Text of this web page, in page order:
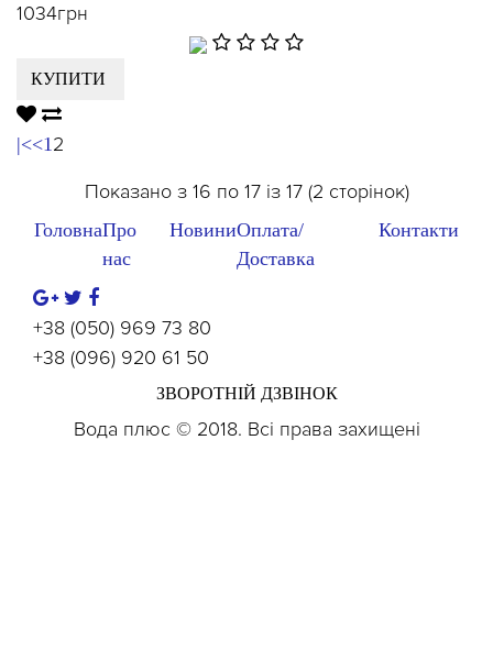
1034грн
КУПИТИ
|<<12
Показано з 16 по 17 із 17 (2 сторінок)
ГоловнаПро
нас
НовиниОплата/
Доставка
Контакти
+38 (050) 969 73 80
+38 (096) 920 61 50
ЗВОРОТНІЙ ДЗВІНОК
Вода плюс © 2018. Всі права захищені